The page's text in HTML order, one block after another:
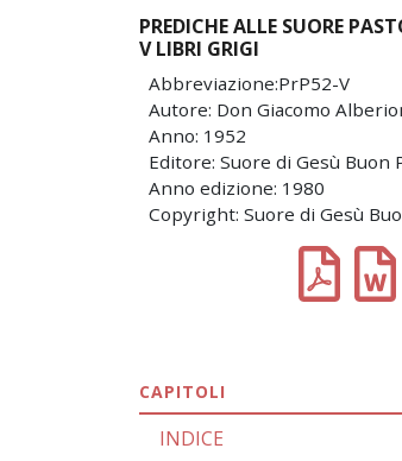
PREDICHE ALLE SUORE
V LIBRI GRIGI
Abbreviazione:PrP52-V
Autore: Don Giacomo
Anno: 1952
Editore: Suore di Gesù Buon
Anno edizione: 1980
Copyright: Suore di Gesù
CAPITOLI
INDICE